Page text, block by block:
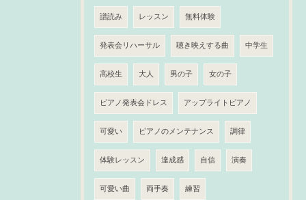
譜読み レッスン 無料体験
発表会リハーサル 聴き映えする曲 中学生
高校生 大人 男の子 女の子
ピアノ発表会ドレス アップライトピアノ
可愛い ピアノのメンテナンス 調律
体験レッスン 達成感 自信 演奏
可愛い曲 両手奏 練習